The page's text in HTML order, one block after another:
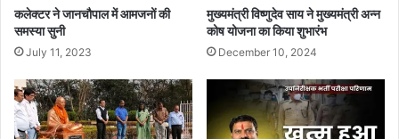
कलेक्टर ने जानचौपाल में आमजनों की
समस्या सुनी
July 11, 2023
मुख्यमंत्री विष्णुदेव साय ने मुख्यमंत्री अन्न
कोष योजना का किया शुभारंभ
December 10, 2024